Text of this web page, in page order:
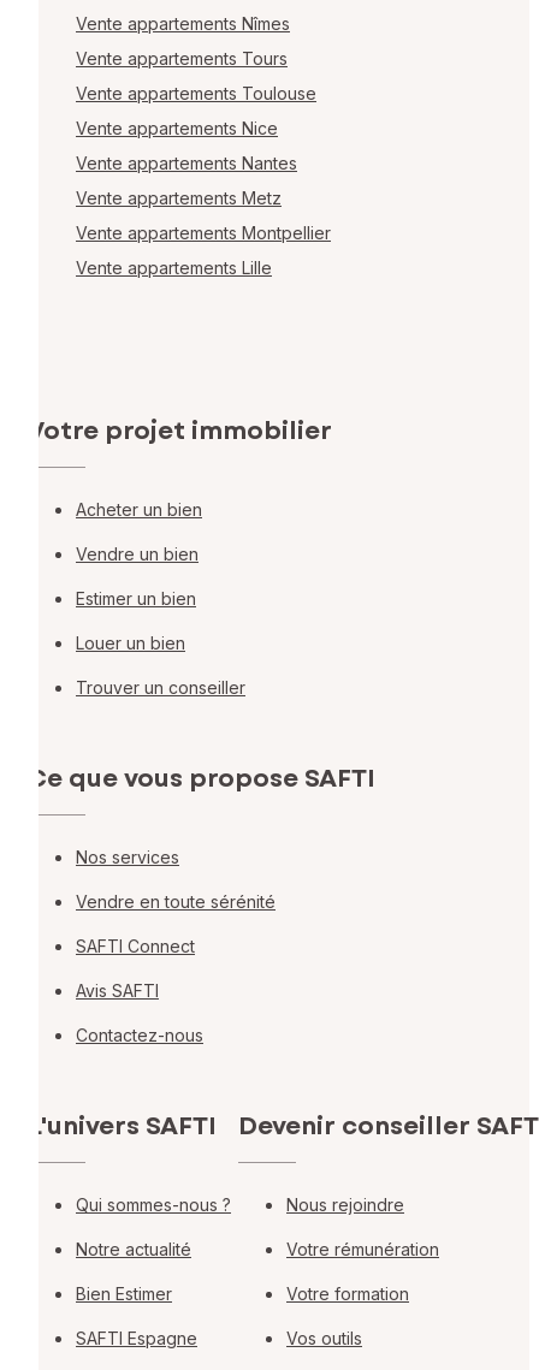
Vente appartements Nîmes
Vente appartements Tours
Vente appartements Toulouse
Vente appartements Nice
Vente appartements Nantes
Vente appartements Metz
Vente appartements Montpellier
Vente appartements Lille
Votre projet immobilier
Acheter un bien
Vendre un bien
Estimer un bien
Louer un bien
Trouver un conseiller
Ce que vous propose SAFTI
Nos services
Vendre en toute sérénité
SAFTI Connect
Avis SAFTI
Contactez-nous
L'univers SAFTI
Qui sommes-nous ?
Notre actualité
Bien Estimer
SAFTI Espagne
Devenir conseiller
Nous rejoindre
Votre rémunération
Votre formation
Vos outils